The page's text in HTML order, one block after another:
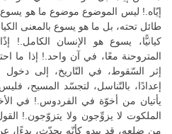
إيّاه.! ليس الموضوع موضوع ما هو يسوع
طائل تحته، بل ما هو يسوع بالمعنى
كيانيًّا، يسوع هو الإنسان الكامل.!
المتروحنة معًا، في آن واحد.! إذا ما
إثر السّقوط، في التّاريخ، إلى دخول
إعدادًا، بالتّناسل، لتجسّد المسيح، فليس
يأتيان من أخوّة في الفردوس.! في
الملكوت لا يزوِّجون ولا يتزوّجون.!
من ضلعه، قد يبدو كأنّه يحدّث، بدءًا،